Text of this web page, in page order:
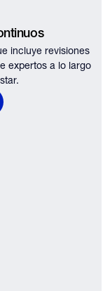
incluye revisiones
expertos a lo largo